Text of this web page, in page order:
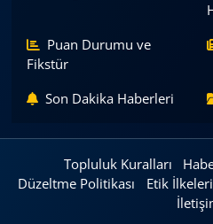
Puan Durumu ve
Fikstür
Son Dakika Haberleri
Topluluk Kuralları
Düzeltme Politikası
Etik İlkeleri